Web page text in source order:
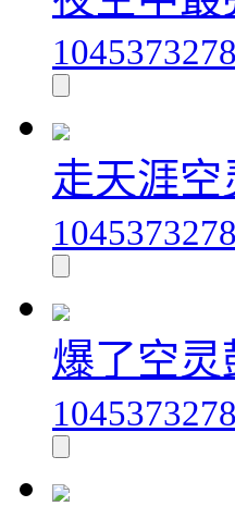
1045373278
走天涯空
1045373278
爆了空灵
1045373278